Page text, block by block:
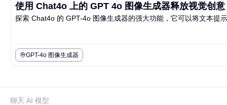
使用 Chat4o 上的 GPT 4o 图像生成器释放视觉创意
探索 Chat4o 的 GPT-4o 图像生成器的强大功能，它可以将文本提
GPT-4o 图像生成器
聊天 AI 模型